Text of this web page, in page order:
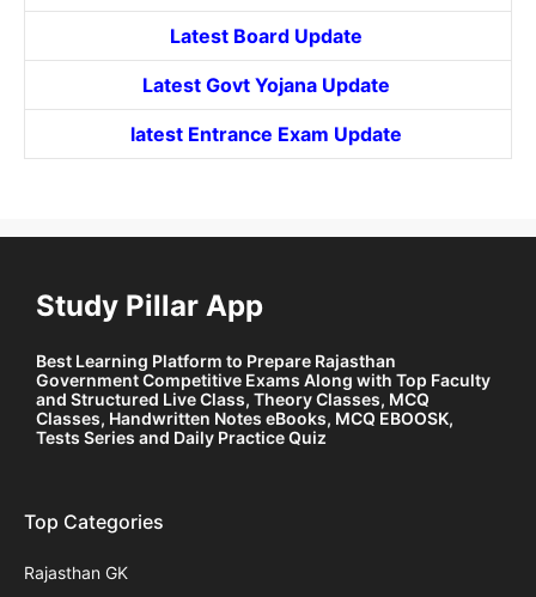
Latest Board Update
Latest Govt YojanaUpdate
latest Entrance Exam Update
Study Pillar App
Best Learning Platform to Prepare Rajasthan
Government Competitive Exams Along with Top Faculty
and Structured Live Class, Theory Classes, MCQ
Classes, Handwritten Notes eBooks, MCQ EBOOSK,
Tests Series and Daily Practice Quiz
Top Categories
Rajasthan GK